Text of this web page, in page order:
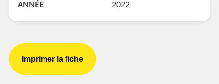
ANNÉE 2022
Imprimer la fiche